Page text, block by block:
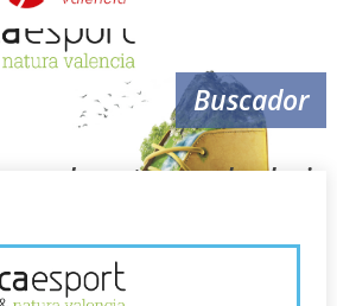
▼
Buscador
deportes en el colegio